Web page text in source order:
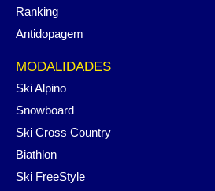
Ranking
Antidopagem
MODALIDADES
Ski Alpino
Snowboard
Ski Cross Country
Biathlon
Ski FreeStyle